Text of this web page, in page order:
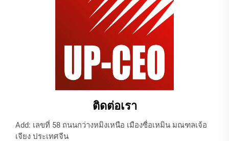
ติดต่อเรา
Add: เลขที่ 58 ถนนกว่างหมิงเหนือ เมืองซื่อเหมิน มณฑลเจ้อ
เจียง ประเทศจีน